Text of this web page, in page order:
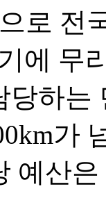
로 전
에 무
당하는
가
예산